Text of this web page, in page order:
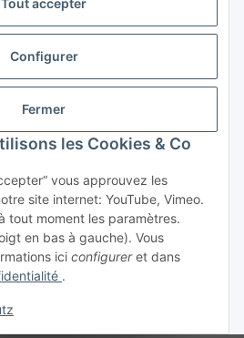
Tout accepter
Configurer
Fermer
les Cookies & Co
vous approuvez les
site internet: YouTube, Vimeo.
tout moment les paramètres.
en bas à gauche). Vous
ici configureret dans
.
99